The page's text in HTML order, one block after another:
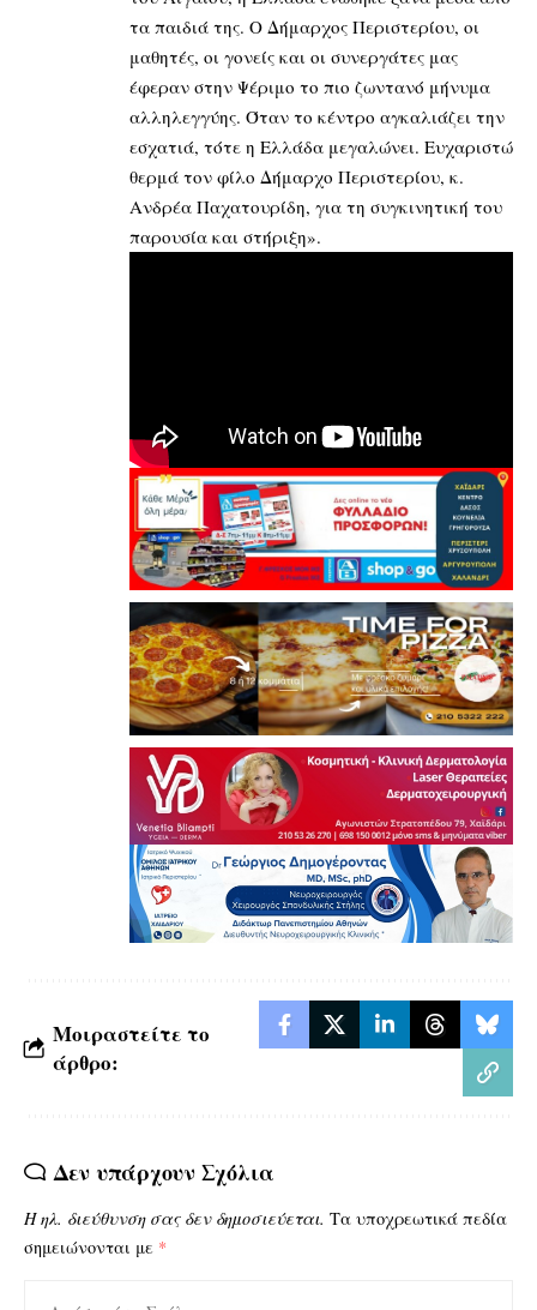
τα παιδιά της. Ο Δήμαρχος Περιστερίου, οι
μαθητές, οι γονείς και οι συνεργάτες μας
έφεραν στην Ψέριμο το πιο ζωντανό μήνυμα
αλληλεγγύης. Όταν το κέντρο αγκαλιάζει την
εσχατιά, τότε η Ελλάδα μεγαλώνει. Ευχαριστώ
θερμά τον φίλο Δήμαρχο Περιστερίου, κ.
Ανδρέα Παχατουρίδη, για τη συγκινητική του
παρουσία και στήριξη».
Μοιραστείτε το
άρθρο:
Δεν υπάρχουν Σχόλια
Η ηλ. διεύθυνση σας δεν δημοσιεύεται. Τα υποχρεωτικά πεδία
σημειώνονται με *